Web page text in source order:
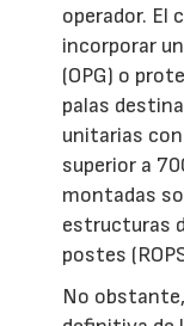
operador. El
incorporar
(OPG) o
palas
unitarias
superior a
montadas
estructuras
postes
No